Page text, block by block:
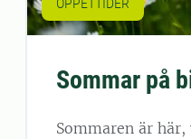
Sommar på
Sommaren är